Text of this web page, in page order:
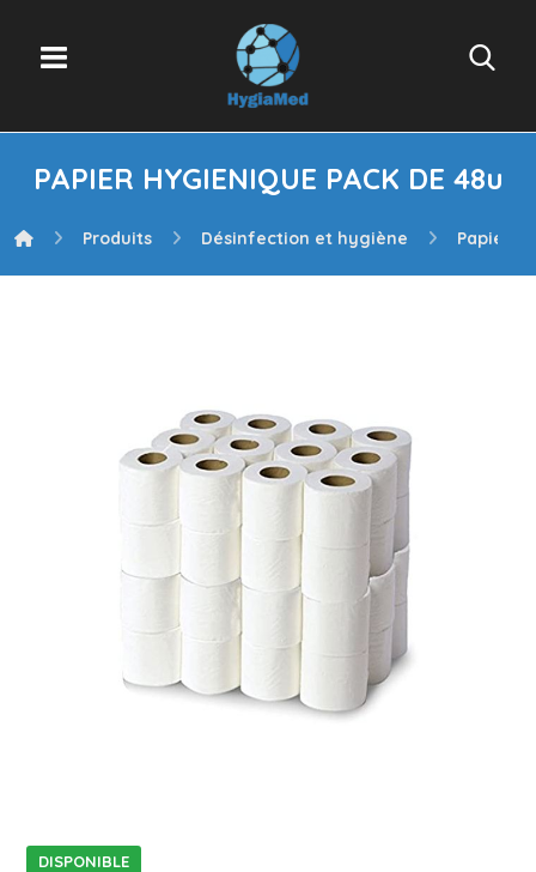
PAPIER HYGIENIQUE PACK DE 48u
Produits Désinfection et hygiène Papier
DISPONIBLE